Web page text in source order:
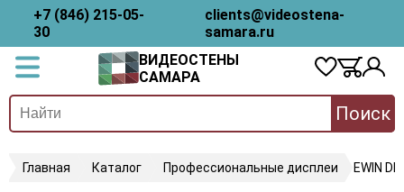
+7 (846) 215-05-
30
clients@videostena-
samara.ru
ВИДЕОСТЕНЫ
САМАРА
Поиск
Главная Каталог Профессиональные дисплеи EWIN